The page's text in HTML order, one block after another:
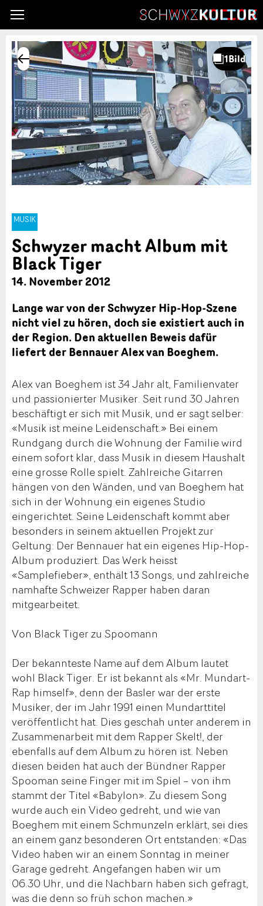
MUSIK
Schwyzer macht Album mit
Black Tiger
14. November 2012
Lange war von der Schwyzer Hip-Hop-Szene
nicht viel zu hören, doch sie existiert auch in
der Region. Den aktuellen Beweis dafür
liefert der Bennauer Alex van Boeghem.
Alex van Boeghem ist 34 Jahr alt, Familienvater
und passionierter Musiker. Seit rund 30 Jahren
beschäftigt er sich mit Musik, und er sagt selber:
«Musik ist meine Leidenschaft.» Bei einem
Rundgang durch die Wohnung der Familie wird
einem sofort klar, dass Musik in diesem Haushalt
eine grosse Rolle spielt. Zahlreiche Gitarren
hängen von den Wänden, und van Boeghem hat
sich in der Wohnung ein eigenes Studio
eingerichtet. Seine Leidenschaft kommt aber
besonders in seinem aktuellen Projekt zur
Geltung: Der Bennauer hat ein eigenes Hip-Hop-
Album produziert. Das Werk heisst
«Samplefieber», enthält 13 Songs, und zahlreiche
namhafte Schweizer Rapper haben daran
mitgearbeitet.
Von Black Tiger zu Spoomann
Der bekannteste Name auf dem Album lautet
wohl Black Tiger. Er ist bekannt als «Mr. Mundart-
Rap himself», denn der Basler war der erste
Musiker, der im Jahr 1991 einen Mundarttitel
veröffentlicht hat. Dies geschah unter anderem in
Zusammenarbeit mit dem Rapper Skelt!, der
ebenfalls auf dem Album zu hören ist. Neben
diesen beiden hat auch der Bündner Rapper
Spooman seine Finger mit im Spiel – von ihm
stammt der Titel «Babylon». Zu diesem Song
wurde auch ein Video gedreht, und wie van
Boeghem mit einem Schmunzeln erklärt, sei dies
an einem ganz besonderen Ort entstanden: «Das
Video haben wir an einem Sonntag in meiner
Garage gedreht. Angefangen haben wir um
06.30 Uhr, und die Nachbarn haben sich gefragt,
was die denn so früh schon machen.»